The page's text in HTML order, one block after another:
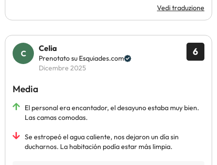
Vedi traduzione
6
Celia
Prenotato su Esquiades.com
Dicembre 2025
Media
El personal era encantador, el desayuno estaba muy bien.
Las camas comodas.
Se estropeó el agua caliente, nos dejaron un día sin
ducharnos. La habitación podía estar más limpia.